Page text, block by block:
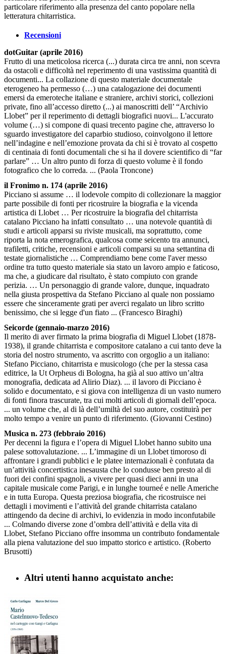
particolare riferimento alla presenza del canto popolare nella
letteratura chitarristica.
Recensioni
dotGuitar (aprile 2016)
Frutto di una meticolosa ricerca (...) durata circa tre anni, non scevra
da ostacoli e difficoltà nel reperimento di una vastissima quantità di
documenti... La collazione di questo materiale documentale
eterogeneo ha permesso (…) una catalogazione dei documenti
emersi da emeroteche italiane e straniere, archivi storici, collezioni
private, fino all’accesso diretto (...) ai manoscritti dell’ “Archivio
Llobet” per il reperimento di dettagli biografici nuovi... L'accurato
volume (…) si compone di quasi trecento pagine che, attraverso lo
sguardo investigatore del caparbio studioso, coinvolgono il lettore
nell’indagine e nell’emozione provata da chi si è trovato al cospetto
di centinaia di fonti documentali che si ha il dovere scientifico di “far
parlare” … Un altro punto di forza di questo volume è il fondo
fotografico che lo correda. ... (Paola Troncone)
il Fronimo n. 174 (aprile 2016)
Picciano si assume … il lodevole compito di collezionare la maggior
parte possibile di fonti per ricostruire la biografia e la vicenda
artistica di Llobet … Per ricostruire la biografia del chitarrista
catalano Picciano ha infatti consultato … una notevole quantità di
studi e articoli apparsi su riviste musicali, ma soprattutto, come
riporta la nota emerografica, qualcosa come seicento tra annunci,
trafiletti, critiche, recensioni e articoli comparsi su una settantina di
testate giornalistiche … Comprendiamo bene come l'aver messo
ordine tra tutto questo materiale sia stato un lavoro ampio e faticoso,
ma che, a giudicare dal risultato, è stato compiuto con grande
perizia. … Un personaggio di grande valore, dunque, inquadrato
nella giusta prospettiva da Stefano Picciano al quale non possiamo
essere che sinceramente grati per averci regalato un libro scritto
benissimo, che si legge d'un fiato ... (Francesco Biraghi)
Seicorde (gennaio-marzo 2016)
Il merito di aver firmato la prima biografia di Miguel Llobet (1878-
1938), il grande chitarrista e compositore catalano a cui tanto deve la
storia del nostro strumento, va ascritto con orgoglio a un italiano:
Stefano Picciano, chitarrista e musicologo (che per la stessa casa
editrice, la Ut Orpheus di Bologna, ha già al suo attivo un’altra
monografia, dedicata ad Alirio Diaz). ... il lavoro di Picciano è
solido e documentato, e si giova con intelligenza di un vasto numero
di fonti finora trascurate, tra cui molti articoli di giornali dell’epoca.
... un volume che, al di là dell’umiltà del suo autore, costituirà per
molto tempo a venire un punto di riferimento. (Giovanni Cestino)
Musica n. 273 (febbraio 2016)
Per decenni la figura e l’opera di Miguel Llobet hanno subito una
palese sottovalutazione. ... L’immagine di un Llobet timoroso di
affrontare i grandi pubblici e le platee internazionali è confutata da
un’attività concertistica inesausta che lo condusse ben presto al di
fuori dei confini spagnoli, a vivere per quasi dieci anni in una
capitale musicale come Parigi, e in lunghe tourneé e nelle Americhe
e in tutta Europa. Questa preziosa biografia, che ricostruisce nei
dettagli i movimenti e l’attività del grande chitarrista catalano
attingendo da decine di archivi, lo evidenzia in modo inconfutabile
... Colmando diverse zone d’ombra dell’attività e della vita di
Llobet, Stefano Picciano offre insomma un contributo fondamentale
alla piena valutazione del suo impatto storico e artistico. (Roberto
Brusotti)
Altri utenti hanno acquistato anche: